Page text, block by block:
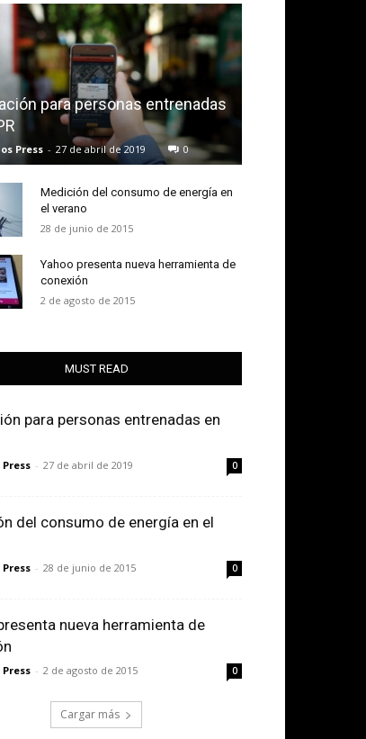
para personas entrenadas
Press - 27 de abril de 2019 0
Medición del consumo de energía en
el verano
28 de junio de 2015
Yahoo presenta nueva herramienta de
conexión
2 de agosto de 2015
MUST READ
para personas entrenadas en
- 27 de abril de 2019 0
del consumo de energía en el
- 28 de junio de 2015 0
nueva herramienta de
- 2 de agosto de 2015 0
Cargar más